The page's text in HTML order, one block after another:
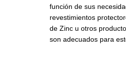
función de sus
revestimientos
de Zinc u otros
son adecuados para